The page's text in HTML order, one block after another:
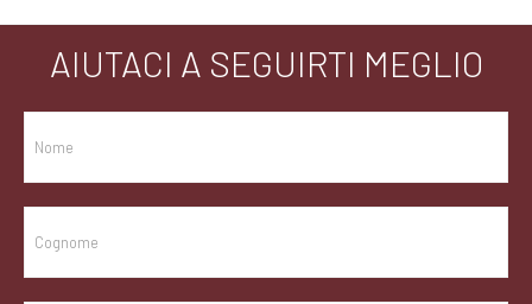
AIUTACI A SEGUIRTI MEGLIO